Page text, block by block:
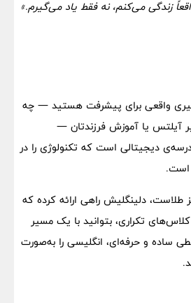
زندگی می‌کنم، نه فقط یاد می‌گیرم.»
واقعی برای پیشرفت هستید — چه
آیلتس یا آموزش فرزندتان —
دیجیتالی است که تکنولوژی را در
است.
طلاست، دلینگلیش راهی ارائه کرده که
تکراری، بتوانید با یک مسیر
و حرفه‌ای، انگلیسی را به‌صورت